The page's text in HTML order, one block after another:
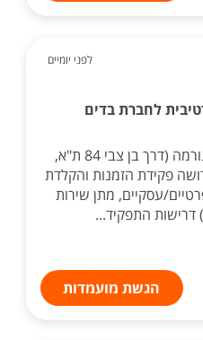
לפני יומיים
לחברת בדים
לחברתנו הממוקמת בבית פנורמה (דרך בן צבי 84 ת"א,
פקידת הזמנות והקלדת
עסקיים, מתן שירות
דרישות התפקיד...
הגשת מועמדות